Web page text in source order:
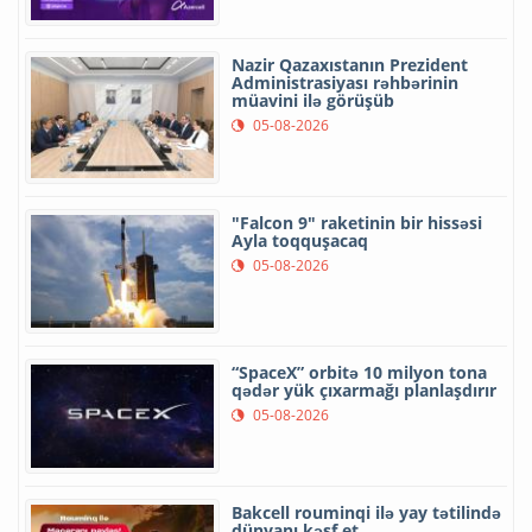
Nazir Qazaxıstanın Prezident
Administrasiyası rəhbərinin
müavini ilə görüşüb
05-08-2026
"Falcon 9" raketinin bir hissəsi
Ayla toqquşacaq
05-08-2026
“SpaceX” orbitə 10 milyon tona
qədər yük çıxarmağı planlaşdırır
05-08-2026
Bakcell rouminqi ilə yay tətilində